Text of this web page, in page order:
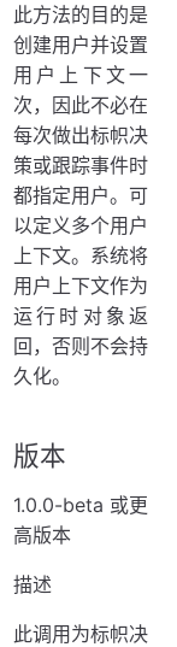
此方法的目的是
创建用户并设置
用户上下文一
次，因此不必在
每次做出标帜决
策或跟踪事件时
都指定用户。可
以定义多个用户
上下文。系统将
用户上下文作为
运行时对象返
回，否则不会持
久化。
版本
1.0.0-beta 或更
高版本
描述
此调用为标帜决